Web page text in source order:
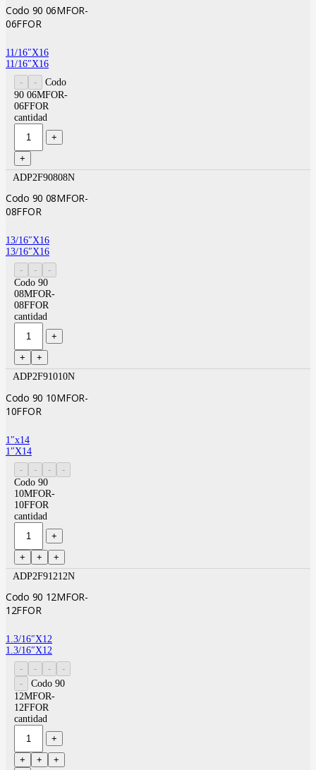
Codo 90 06MFOR-
06FFOR
11/16″X16
11/16″X16
Codo
90 06MFOR-
06FFOR
cantidad
ADP2F90808N
Codo 90 08MFOR-
08FFOR
13/16″X16
13/16″X16
Codo 90
08MFOR-
08FFOR
cantidad
ADP2F91010N
Codo 90 10MFOR-
10FFOR
1″x14
1″X14
Codo 90
10MFOR-
10FFOR
cantidad
ADP2F91212N
Codo 90 12MFOR-
12FFOR
1.3/16″X12
1.3/16″X12
Codo 90
12MFOR-
12FFOR
cantidad